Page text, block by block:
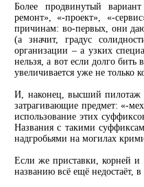
Более продвинутый
ремонт», «-проект», «-
причинам: во-первых, они
(а значит, градус
организации – а узких
нельзя, а вот если долго бить
увеличивается уже не только
И, наконец, высший пилотаж
затрагивающие предмет: «-
использование этих
Названия с такими
надгробьями на могилах
Если же приставки, корней и
названию всё ещё недостаёт,